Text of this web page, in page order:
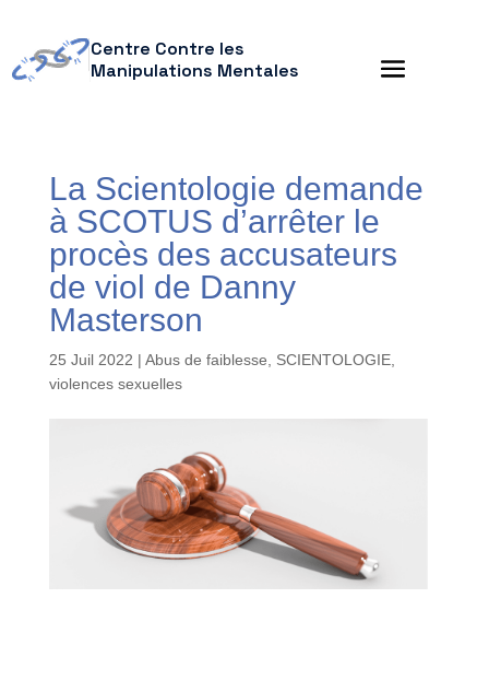
Centre Contre les
Manipulations Mentales
La Scientologie demande
à SCOTUS d’arrêter le
procès des accusateurs
de viol de Danny
Masterson
25 Juil 2022 | Abus de faiblesse SCIENTOLOGIE,
violences sexuelles